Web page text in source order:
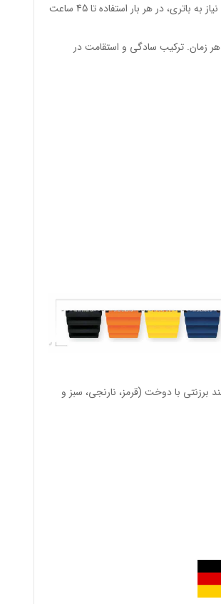
. بدون نیاز به باتری، در هر بار استفاده تا 45 ساعت
زمان. ترکیب سادگی و استقامت در
برزنتی با دوخت (قرمز، نارنجی، سبز و